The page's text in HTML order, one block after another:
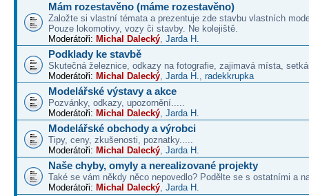
Mám rozestavěno (máme rozestavěno)
Založte si vlastní témata a prezentuje zde stavbu vlastních
Pouze lokomotivy, vozy či stavby. Ne kolejiště.
Moderátoři: Michal Dalecký, Jarda H.
Podklady ke stavbě
Skutečná železnice, odkazy na fotografie, zajimavá místa,
Moderátoři: Michal Dalecký, Jarda H., radekkrupka
Modelářské výstavy a akce
Pozvánky, odkazy, upozornění.....
Moderátoři: Michal Dalecký, Jarda H.
Modelářské obchody a výrobci
Tipy, ceny, zkušenosti, poznatky.....
Moderátoři: Michal Dalecký, Jarda H.
Naše chyby, omyly a nerealizované projekty
Také se vám někdy něco nepovedlo? Podělte se s ostatními a
Moderátoři: Michal Dalecký, Jarda H.